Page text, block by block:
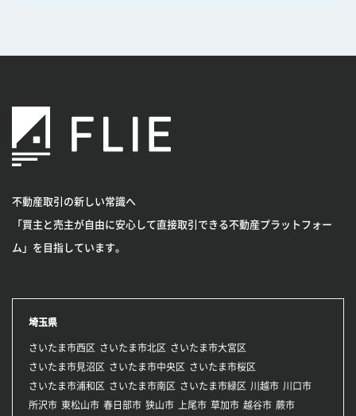
不動産取引の新しい常識へ
「買主と売主が自由に安心して直接取引できる不動産プラットフォー
ム」を目指しています。
埼玉県
さいたま市西区 さいたま市北区
さいたま市大宮区
さいたま市見沼区
さいたま市中央区
さいたま市桜区
さいたま市浦和区
さいたま市南区 さいたま市緑区 川越市 川口市
所沢市 東松山市 春日部市 狭山市 上尾市 草加市 越谷市 蕨市